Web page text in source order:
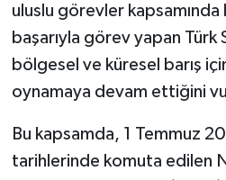
uluslu görevler
başarıyla görev yapan Türk
bölgesel ve küresel barış
oynamaya devam ettiğini
Bu kapsamda, 1 Temmuz
tarihlerinde komuta edilen